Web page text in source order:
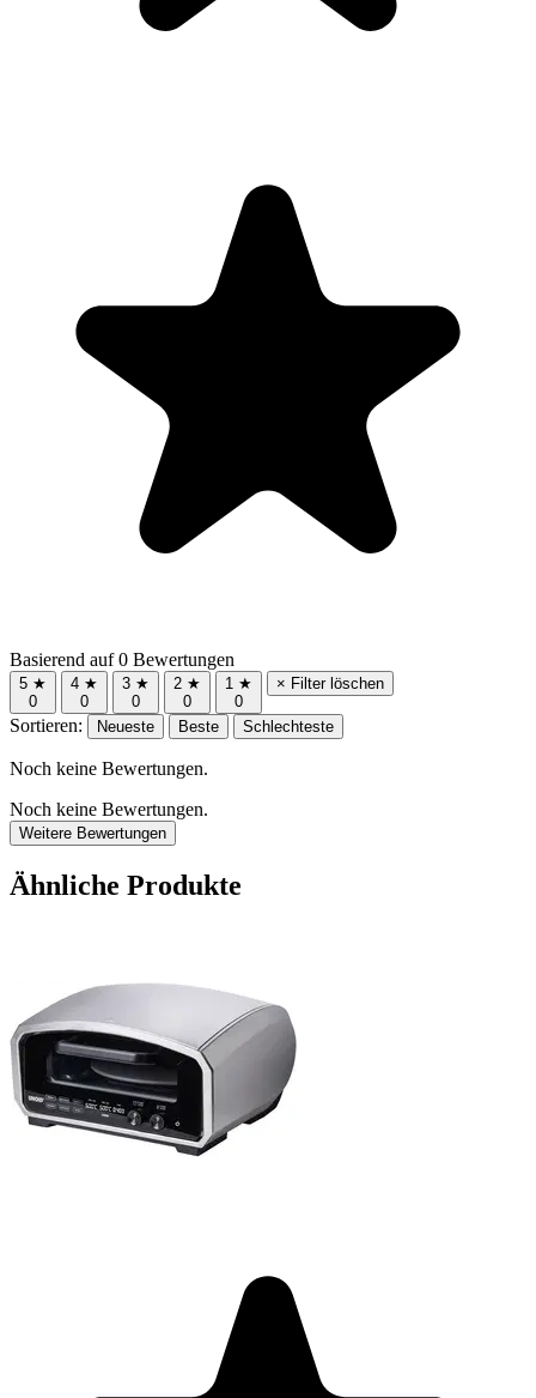
Basierend auf 0 Bewertungen
5 ★
0
4 ★
0
3 ★
0
2 ★
0
1 ★
0
× Filter löschen
Sortieren: Neueste Beste Schlechteste
Noch keine Bewertungen.
Noch keine Bewertungen.
Weitere Bewertungen
Ähnliche Produkte